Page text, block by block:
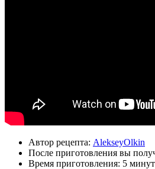
Автор рецепта: AlekseyOlkin
После приготовления вы
Время приготовления: 5 минут